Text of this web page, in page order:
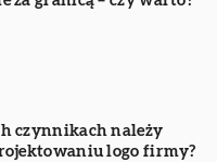
czynnikach należy
logo firmy?